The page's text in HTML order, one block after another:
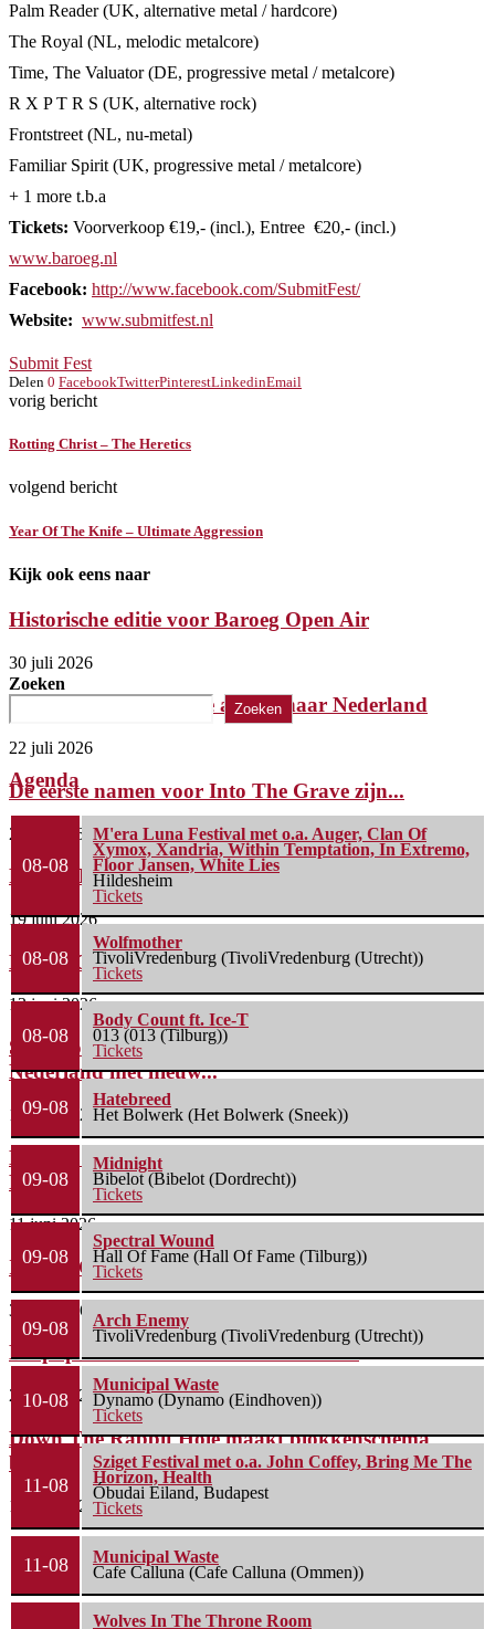
Palm Reader (UK, alternative metal / hardcore)
The Royal (NL, melodic metalcore)
Time, The Valuator (DE, progressive metal / metalcore)
R X P T R S (UK, alternative rock)
Frontstreet (NL, nu-metal)
Familiar Spirit (UK, progressive metal / metalcore)
+ 1 more t.b.a
Tickets: Voorverkoop €19,- (incl.), Entree €20,- (incl.)
www.baroeg.nl
Facebook: http://www.facebook.com/SubmitFest/
Website: www.submitfest.nl
Submit Fest
Delen 0 FacebookTwitterPinterestLinkedinEmail
vorig bericht
Rotting Christ – The Heretics
volgend bericht
Year Of The Knife – Ultimate Aggression
Kijk ook eens naar
Historische editie voor Baroeg Open Air
30 juli 2026
Killer komt met laatste album naar Nederland
22 juli 2026
De eerste namen voor Into The Grave zijn...
2 juli 2026
FleXanT – Bloody Photographer
19 juni 2026
MagnaCult stopt
13 juni 2026
Spacerocklegende Hawkwind keert terug naar
Nederland met nieuw...
13 juni 2026
Line-up compleet: Cân Bardd, Illumishade en Leah
Rye...
11 juni 2026
Instant Crowdfundingshow voor Labasheeda
3 juni 2026
Bospop maakt blokkenschema bekend
27 mei 2026
Down The Rabbit Hole maakt blokkenschema
bekend
18 mei 2026
Zoeken
Zoeken
Agenda
08-08
M'era Luna Festival met o.a. Auger, Clan Of
Xymox, Xandria, Within Temptation, In Extremo,
Floor Jansen, White Lies
Hildesheim
Tickets
08-08
Wolfmother
TivoliVredenburg (TivoliVredenburg (Utrecht))
Tickets
08-08
Body Count ft. Ice-T
013 (013 (Tilburg))
Tickets
09-08
Hatebreed
Het Bolwerk (Het Bolwerk (Sneek))
09-08
Midnight
Bibelot (Bibelot (Dordrecht))
Tickets
09-08
Spectral Wound
Hall Of Fame (Hall Of Fame (Tilburg))
Tickets
09-08
Arch Enemy
TivoliVredenburg (TivoliVredenburg (Utrecht))
10-08
Municipal Waste
Dynamo (Dynamo (Eindhoven))
Tickets
11-08
Sziget Festival met o.a. John Coffey, Bring Me The
Horizon, Health
Óbudai Eiland, Budapest
Tickets
11-08
Municipal Waste
Cafe Calluna (Cafe Calluna (Ommen))
Wolves In The Throne Room